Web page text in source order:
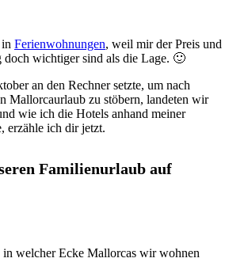
Ferienwohnungen, weil mir der Preis und
doch wichtiger sind als die Lage. 🙂
an den Rechner setzte, um nach
Mallorcaurlaub zu stöbern, landeten wir
wie ich die Hotels anhand meiner
erzähle ich dir jetzt.
Familienurlaub auf
welcher Ecke Mallorcas wir wohnen